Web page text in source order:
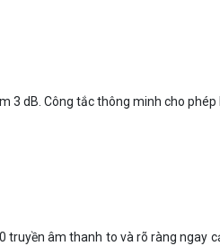
3 dB. Công tắc thông minh cho
truyền âm thanh to và rõ ràng ngay